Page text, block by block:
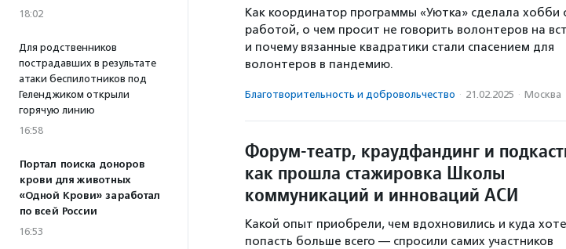
18:02
Для родственников
пострадавших в результате
атаки беспилотников под
Геленджиком открыли
горячую линию
16:58
Портал поиска доноров
крови для животных
«Одной Крови» заработал
по всей России
16:53
Как координатор программы «Уютка» сделала хобби
работой, о чем просит не говорить волонтеров на
и почему вязанные квадратики стали спасением для
волонтеров в пандемию.
Благотвори­тель­ность и доброволь­чест­во · 21.02.2025 · Москва
Форум-театр, краудфандинг и
как прошла стажировка Школы
коммуникаций и инноваций АСИ
Какой опыт приобрели, чем вдохновились и куда
попасть больше всего — спросили самих участников